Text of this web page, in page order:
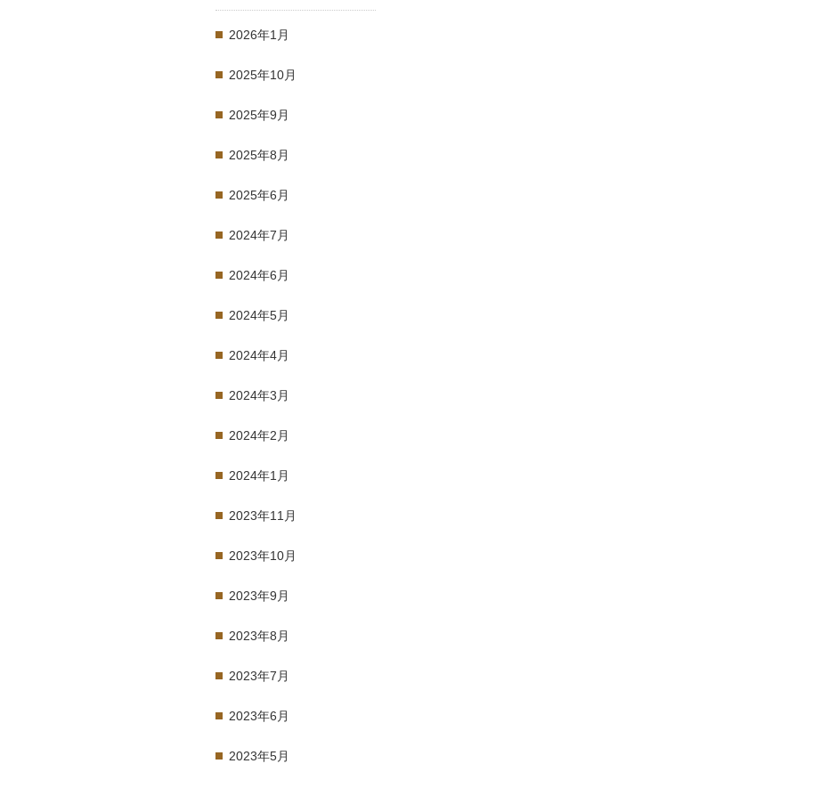
2026年1月
2025年10月
2025年9月
2025年8月
2025年6月
2024年7月
2024年6月
2024年5月
2024年4月
2024年3月
2024年2月
2024年1月
2023年11月
2023年10月
2023年9月
2023年8月
2023年7月
2023年6月
2023年5月